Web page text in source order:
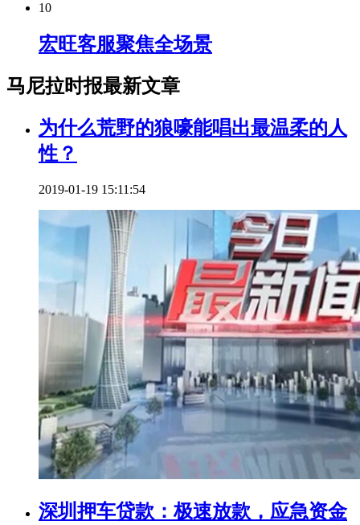
10
宏旺客服聚焦全场景
马尼拉时报最新文章
为什么荒野的狼嚎能唱出最温柔的人
性？
2019-01-19 15:11:54
深圳押车贷款：极速放款，应急资金